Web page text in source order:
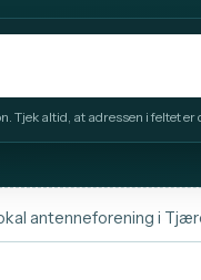
Tjek altid, at adressen i feltet er
antenneforening i